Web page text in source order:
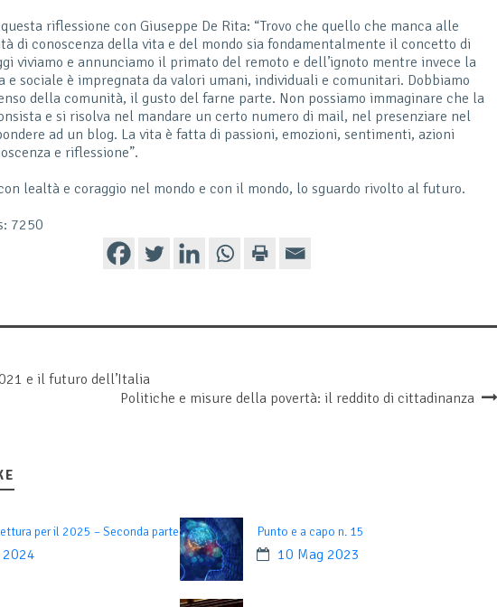
riflessione con Giuseppe De Rita: “Trovo che quello che manca alle
di conoscenza della vita e del mondo sia fondamentalmente il concetto di
viviamo e annunciamo il primato del remoto e dell’ignoto mentre invece la
e sociale è impregnata da valori umani, individuali e comunitari. Dobbiamo
della comunità, il gusto del farne parte. Non possiamo immaginare che la
e si risolva nel mandare un certo numero di mail, nel presenziare nel
ad un blog. La vita è fatta di passioni, emozioni, sentimenti, azioni
e riflessione”.
lealtà e coraggio nel mondo e con il mondo, lo sguardo rivolto al futuro.
7250
e il futuro dell’Italia
Politiche e misure della povertà: il reddito di cittadinanza
per il 2025 – Seconda parte Punto e a capo n. 15
10 Mag 2023